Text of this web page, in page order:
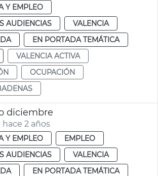
Y EMPLEO
AUDIENCIAS
VALENCIA
EN PORTADA TEMÁTICA
VALENCIA ACTIVA
OCUPACIÓN
diciembre
2 años
Y EMPLEO
EMPLEO
AUDIENCIAS
VALENCIA
EN PORTADA TEMÁTICA